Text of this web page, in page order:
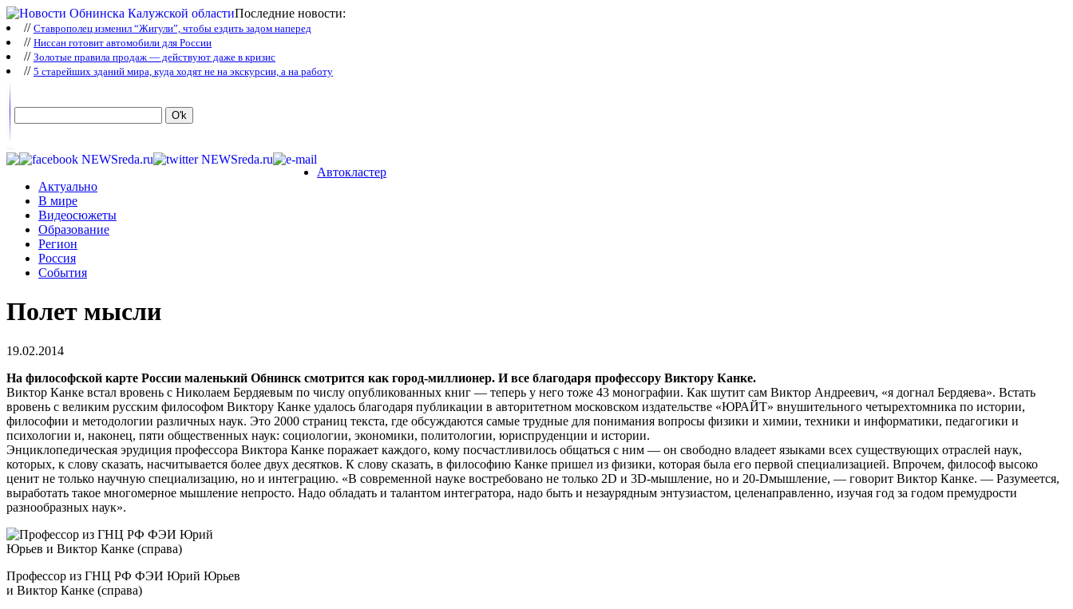
Последние новости:
// Ставрополец изменил “Жигули”, чтобы ездить задом наперед
// Ниссан готовит автомобили для России
// Зoлoтые прaвилa продаж — действуют даже в кризис
// 5 старейших зданий мира, куда ходят не на экскурсии, а на работу
Автокластер
Актуально
В мире
Видеосюжеты
Образование
Регион
Россия
События
Полет мысли
19.02.2014
На философской карте России маленький Обнинск смотрится как город­-миллионер. И все благодаря профессору Виктору Канке.
Виктор Канке встал вровень с Николаем Бердяевым по числу опубликованных книг — теперь у него тоже 43 монографии. Как шутит сам Виктор Андреевич, «я догнал Бердяева». Встать
вровень с великим русским философом Виктору Канке удалось благодаря публикации в авторитетном московском издательстве «ЮРАЙТ» внушительного четырехтомника по истории,
философии и методологии различных наук. Это 2000 страниц текста, где обсуждаются самые трудные для понимания вопросы физики и химии, техники и информатики, педагогики и
психологии и, наконец, пяти общественных наук: социологии, экономики, политологии, юриспруденции и истории.
Энциклопедическая эрудиция профессора Виктора Канке поражает каждого, кому посчастливилось общаться с ним — он свободно владеет языками всех существующих отраслей наук,
которых, к слову сказать, насчитывается более двух десятков. К слову сказать, в философию Канке пришел из физики, которая была его первой специализацией. Впрочем, философ высоко
ценит не только научную специализацию, но и интеграцию. «В современной науке востребовано не только 2D­ и 3D­-мышление, но и 20-D­мышление, — говорит Виктор Канке. — Разумеется,
выработать такое многомерное мышление непросто. Надо обладать и талантом интегратора, надо быть и незаурядным энтузиастом, целенаправленно, изу­чая год за годом премудрости
разнообразных наук».
Профессор из ГНЦ РФ ФЭИ Юрий Юрьев
и Виктор Канке (справа)